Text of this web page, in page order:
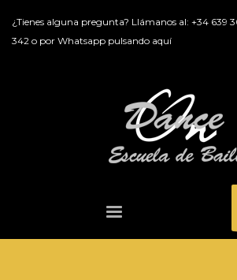
¿Tienes alguna pregunta? Llámanos al: +34 639
342 o por Whatsapp pulsando aquí